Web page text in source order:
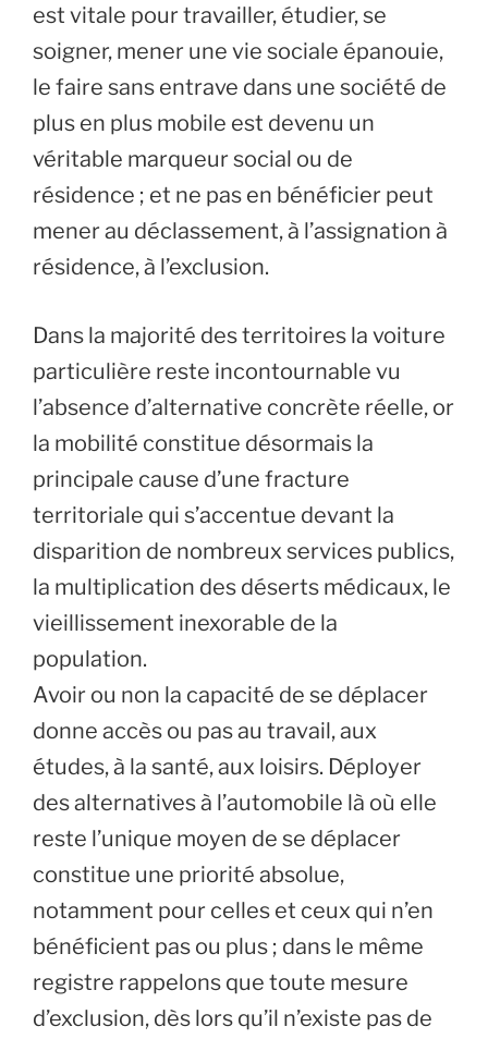
est vitale pour travailler, étudier, se
soigner, mener une vie sociale épanouie,
le faire sans entrave dans une société de
plus en plus mobile est devenu un
véritable marqueur social ou de
résidence ; et ne pas en bénéficier peut
mener au déclassement, à l’assignation à
résidence, à l’exclusion.
Dans la majorité des territoires la voiture
particulière reste incontournable vu
l’absence d’alternative concrète réelle, or
la mobilité constitue désormais la
principale cause d’une fracture
territoriale qui s’accentue devant la
disparition de nombreux services publics,
la multiplication des déserts médicaux, le
vieillissement inexorable de la
population.
Avoir ou non la capacité de se déplacer
donne accès ou pas au travail, aux
études, à la santé, aux loisirs. Déployer
des alternatives à l’automobile là où elle
reste l’unique moyen de se déplacer
constitue une priorité absolue,
notamment pour celles et ceux qui n’en
bénéficient pas ou plus ; dans le même
registre rappelons que toute mesure
d’exclusion, dès lors qu’il n’existe pas de